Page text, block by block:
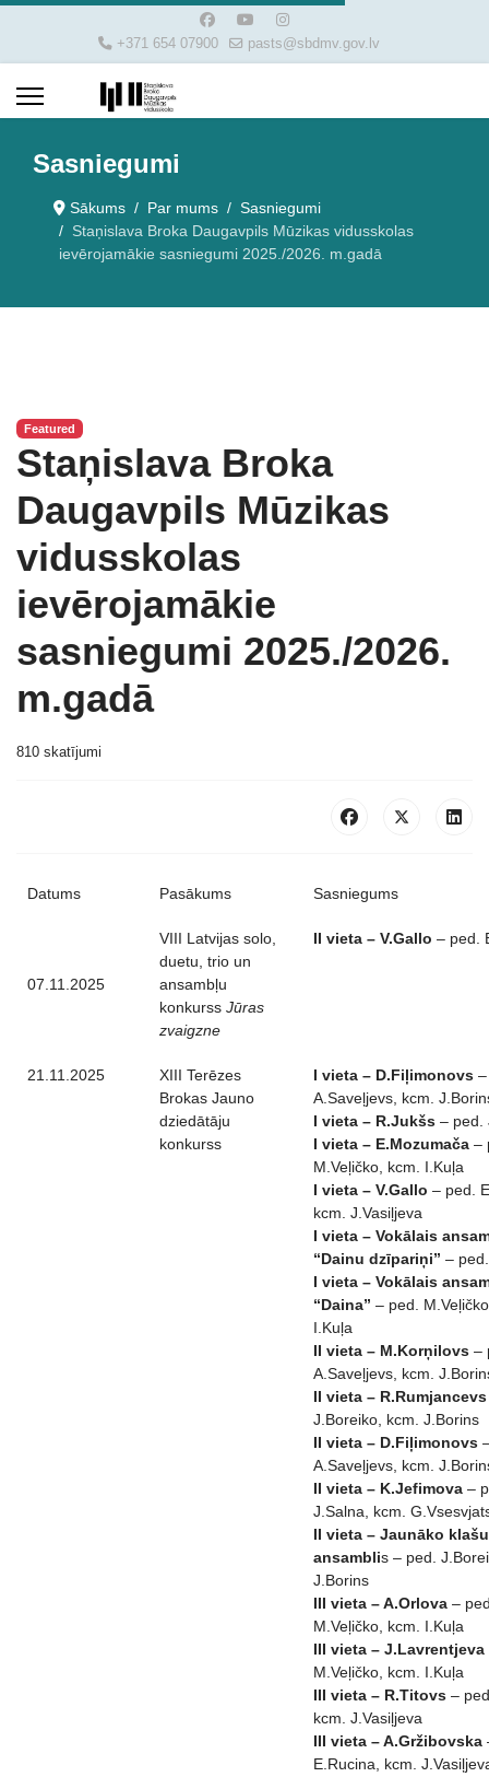
+371 654 07900 pasts@sbdmv.gov.lv
Sasniegumi
Sākums Par mums
Sasniegumi
Staņislava Broka Daugavpils Mūzikas vidusskolas
ievērojamākie sasniegumi 2025./2026. m.gadā
Featured
Staņislava Broka
Daugavpils Mūzikas
vidusskolas
ievērojamākie
sasniegumi 2025./2026.
m.gadā
810 skatījumi
Datums Pasākums Sasniegums
07.11.2025
VIII Latvijas solo,
duetu, trio un
ansambļu
konkurss Jūras
zvaigzne
II vieta – V.Gallo – ped.
21.11.2025
XIII Terēzes
Brokas Jauno
dziedātāju
konkurss
I vieta – D.Fiļimonovs
A.Saveļjevs, kcm.
I vieta – R.Jukšs – ped.
I vieta – E.Mozumača –
M.Veļičko, kcm. I.Kuļa
I vieta – V.Gallo – ped.
kcm. J.Vasiļjeva
I vieta – Vokālais
“Dainu dzīpariņi” –
I vieta – Vokālais
“Daina” – ped.
I.Kuļa
II vieta – M.Korņilovs –
A.Saveļjevs, kcm.
II vieta – R.Rumjancevs
J.Boreiko, kcm. J.Borins
II vieta – D.Fiļimonovs
A.Saveļjevs, kcm.
II vieta – K.Jefimova –
J.Salna, kcm.
II vieta – Jaunāko
ansamblis – ped.
J.Borins
III vieta – A.Orlova –
M.Veļičko, kcm. I.Kuļa
III vieta – J.Lavrentjeva
M.Veļičko, kcm. I.Kuļa
III vieta – R.Titovs –
kcm. J.Vasiļjeva
III vieta – A.Gržibovska
E.Rucina, kcm.